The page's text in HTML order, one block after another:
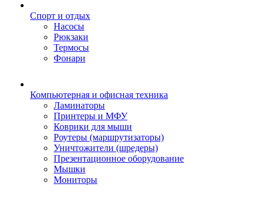
Спорт и отдых
Насосы
Рюкзаки
Термосы
Фонари
Компьютерная и офисная техника
Ламинаторы
Принтеры и МФУ
Коврики для мыши
Роутеры (маршрутизаторы)
Уничтожители (шредеры)
Презентационное оборудование
Мышки
Мониторы